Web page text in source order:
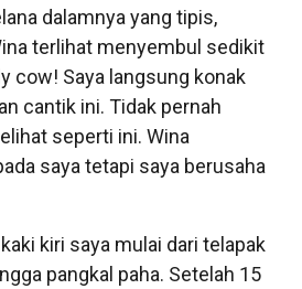
dalamnya yang tipis,
terlihat menyembul sedikit
cow! Saya langsung konak
cantik ini. Tidak pernah
seperti ini. Wina
saya tetapi saya berusaha
kiri saya mulai dari telapak
pangkal paha. Setelah 15